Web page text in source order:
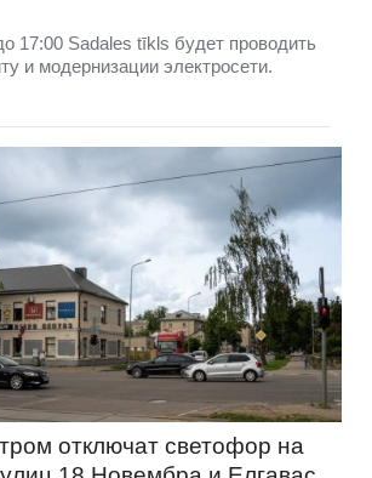
17:00 Sadales tīkls будет проводить
и модернизации электросети.
отключат светофор на